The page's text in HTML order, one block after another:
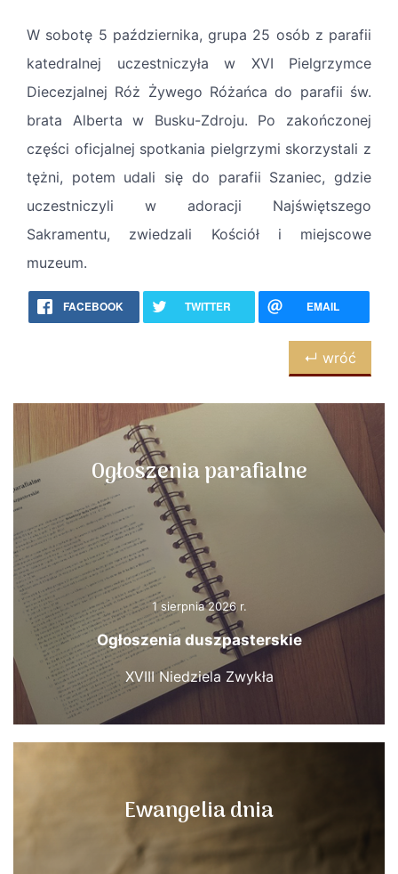
W sobotę 5 października, grupa 25 osób z parafii
katedralnej uczestniczyła w XVI Pielgrzymce
Diecezjalnej Róż Żywego Różańca do parafii św.
brata Alberta w Busku-Zdroju. Po zakończonej
części oficjalnej spotkania pielgrzymi skorzystali z
tężni, potem udali się do parafii Szaniec, gdzie
uczestniczyli w adoracji Najświętszego
Sakramentu, zwiedzali Kościół i miejscowe
muzeum.
FACEBOOK TWITTER EMAIL
↵ wróć
Ogłoszenia parafialne
1 sierpnia 2026 r.
Ogłoszenia duszpasterskie
XVIII Niedziela Zwykła
Ewangelia dnia